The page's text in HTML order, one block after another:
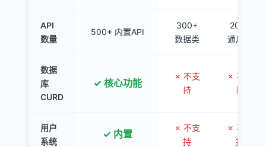
API
数量
500+ 内置API
300+
数据类
200+
通用类
数据
库
CURD
✓ 核心功能
✗ 不支
持
✗ 不支
持
用户
系统
✓ 内置
✗ 不支
持
✗ 不支
持